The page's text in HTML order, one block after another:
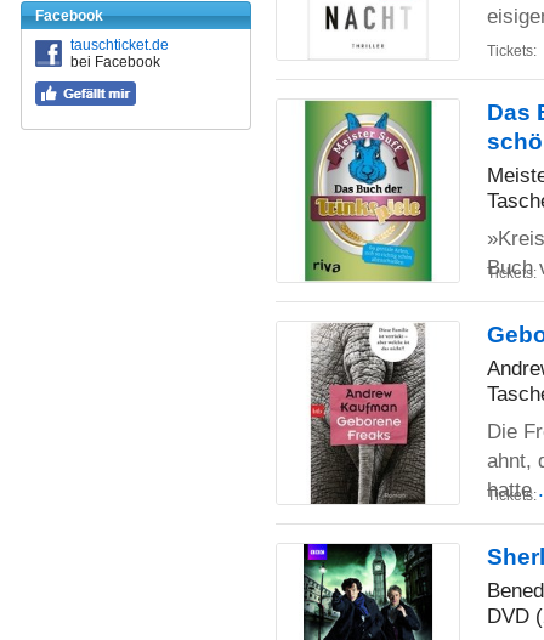
Facebook
tauschticket.de
bei Facebook
Tickets:
Das
Buch
Tickets:
Die
ahnt,
hatte
Tickets:
DVD